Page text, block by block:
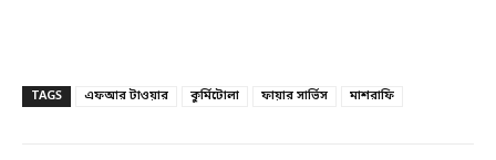
TAGS এফআর টাওয়ার কুর্মিটোলা ফায়ার সার্ভিস মাশরাফি